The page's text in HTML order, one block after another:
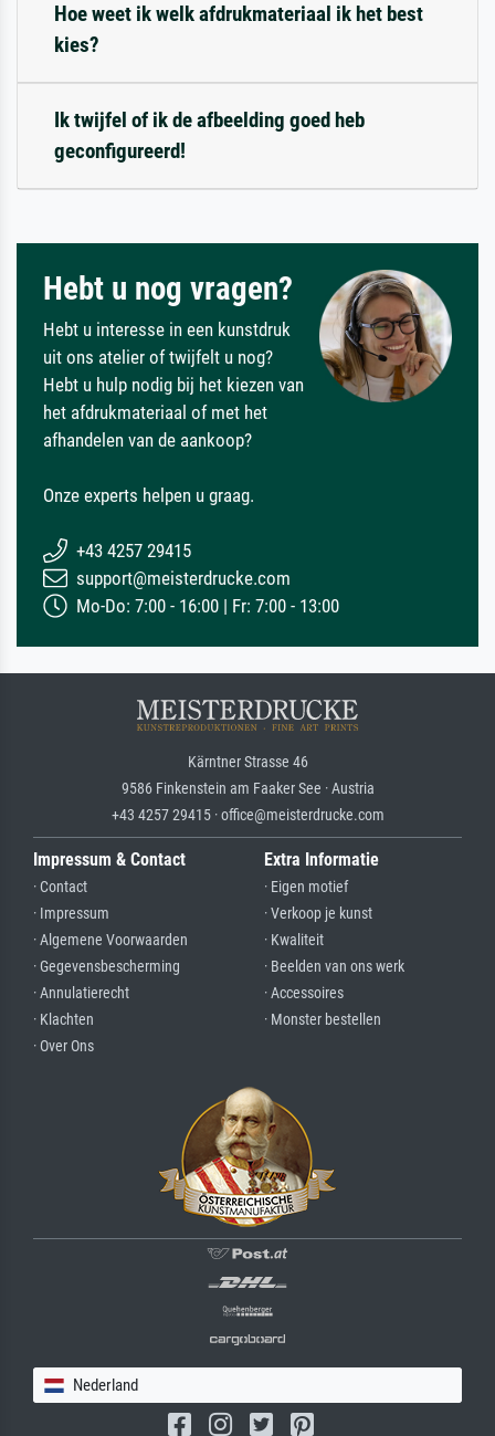
Hoe weet ik welk afdrukmateriaal ik het best
kies?
Ik twijfel of ik de afbeelding goed heb
geconfigureerd!
Hebt u nog vragen?
Hebt u interesse in een kunstdruk
uit ons atelier of twijfelt u nog?
Hebt u hulp nodig bij het kiezen van
het afdrukmateriaal of met het
afhandelen van de aankoop?
Onze experts helpen u graag.
+43 4257 29415
support@meisterdrucke.com
Mo-Do: 7:00 - 16:00 | Fr: 7:00 - 13:00
Kärntner Strasse 46
9586 Finkenstein am Faaker See · Austria
+43 4257 29415 · office@meisterdrucke.com
Impressum & Contact
· Contact
· Impressum
· Algemene Voorwaarden
· Gegevensbescherming
· Annulatierecht
· Klachten
· Over Ons
Extra Informatie
· Eigen motief
· Verkoop je kunst
· Kwaliteit
· Beelden van ons werk
· Accessoires
· Monster bestellen
Nederland